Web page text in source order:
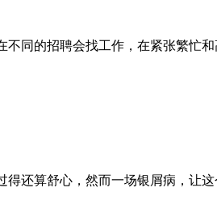
同的招聘会找工作，在紧张繁忙和
还算舒心，然而一场银屑病，让这